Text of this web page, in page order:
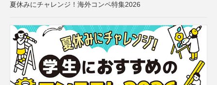
夏休みにチャレンジ！海外コンペ特集2026